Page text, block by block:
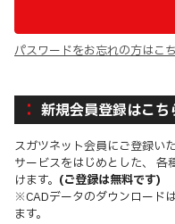
パスワードをお忘れの方はこ
新規会員登録はこち
スガツネット会員にご登録い
サービスをはじめとした、
けます。 (ご登録は無料です)
※CADデータのダウンロード
ます。